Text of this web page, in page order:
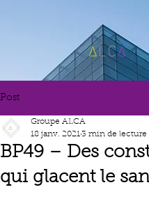
Post
BP49 – Des
qui glacent le
Groupe ALCA
18 janv. 20213 min de lecture